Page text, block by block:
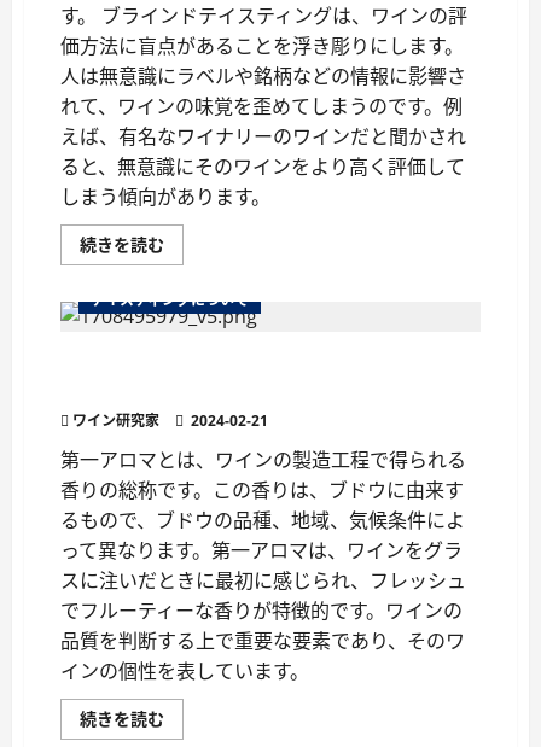
す。 ブラインドテイスティングは、ワインの評
価方法に盲点があることを浮き彫りにします。
人は無意識にラベルや銘柄などの情報に影響さ
れて、ワインの味覚を歪めてしまうのです。例
えば、有名なワイナリーのワインだと聞かされ
ると、無意識にそのワインをより高く評価して
しまう傾向があります。
続きを読む
イ
盲
点
ド
テ
イ
ス
テ
ィ
ン
グ』
と
は?
に
い
て
さ
ら
に
読
テイスティングについて
ワイン研究家 2024-02-21
第一アロマとは、ワインの製造工程で得られる
香りの総称です。この香りは、ブドウに由来す
るもので、ブドウの品種、地域、気候条件によ
って異なります。第一アロマは、ワインをグラ
スに注いだときに最初に感じられ、フレッシュ
でフルーティーな香りが特徴的です。ワインの
品質を判断する上で重要な要素であり、そのワ
インの個性を表しています。
続きを読む
一